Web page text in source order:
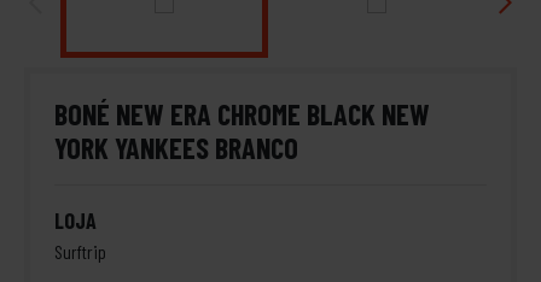
BONÉ NEW ERA CHROME BLACK NEW
YORK YANKEES BRANCO
LOJA
Surftrip